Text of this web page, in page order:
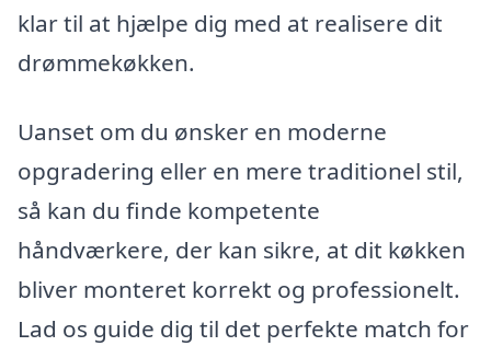
klar til at hjælpe dig med at realisere dit
drømmekøkken.
Uanset om du ønsker en moderne
opgradering eller en mere traditionel stil,
så kan du finde kompetente
håndværkere, der kan sikre, at dit køkken
bliver monteret korrekt og professionelt.
Lad os guide dig til det perfekte match for